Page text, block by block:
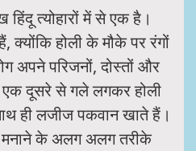
त्योहारों में से एक है।
क्योंकि होली के मौके पर रंगों
अपने परिजनों, दोस्तों और
एक दूसरे से गले लगकर होली
ही लजीज पकवान खाते हैं।
मनाने के अलग अलग तरीके